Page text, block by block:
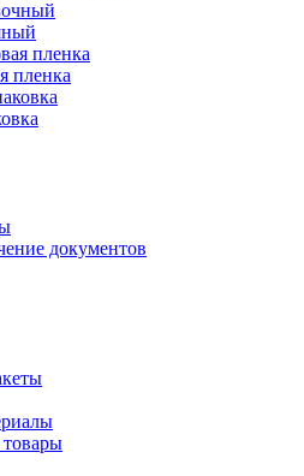
пленка
документов